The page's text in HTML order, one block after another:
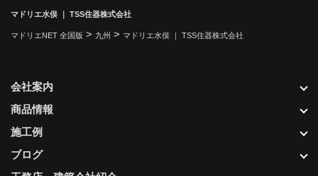
マドリエ水俣 ｜ TSS住器株式会社
マドリエNET 全国版 > 九州 > マドリエ水俣 ｜ TSS住器株式会社
会社案内
商品情報
施工例
ブログ